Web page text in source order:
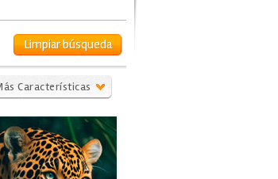
Limpiar búsqueda
Características